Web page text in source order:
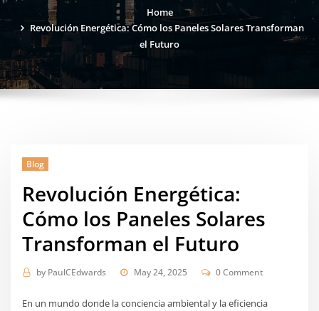
Home
Revolución Energética: Cómo los Paneles Solares Transforman
el Futuro
Blog
Revolución Energética:
Cómo los Paneles Solares
Transforman el Futuro
by PaulCEdwards May 24, 2025 0 Comment
En un mundo donde la conciencia ambiental y la eficiencia